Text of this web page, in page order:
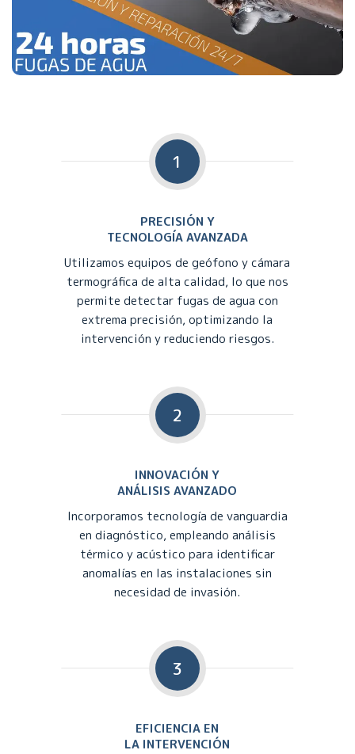
1
PRECISIÓN Y
TECNOLOGÍA AVANZADA
Utilizamos equipos de geófono y cámara
termográfica de alta calidad, lo que nos
permite detectar fugas de agua con
extrema precisión, optimizando la
intervención y reduciendo riesgos.
2
INNOVACIÓN Y
ANÁLISIS AVANZADO
Incorporamos tecnología de vanguardia
en diagnóstico, empleando análisis
térmico y acústico para identificar
anomalías en las instalaciones sin
necesidad de invasión.
3
EFICIENCIA EN
LA INTERVENCIÓN